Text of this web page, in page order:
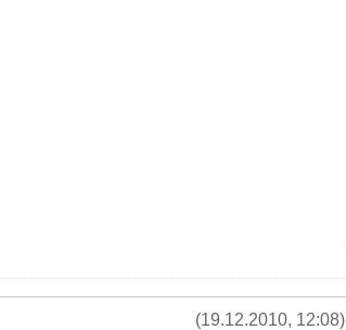
(19.12.2010, 12:08)